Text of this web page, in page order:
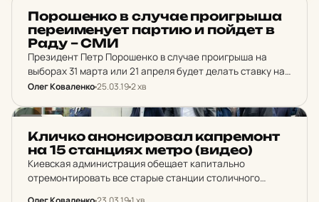
По­ро­шен­ко в случае про­иг­рыша
пе­ре­и­ме­ну­ет партию и пойдет в
Раду – СМИ
Президент Петр Порошенко в случае проигрыша на
выборах 31 марта или 21 апреля будет делать ставку на
выборы в Верховную Раду.
Олег Коваленко25.03.192 хв
Кличко анон­си­ро­вал кап­ре­монт
на 15 стан­ци­ях метро (видео)
Киевская администрация обещает капитально
отремонтировать все старые станции столичного